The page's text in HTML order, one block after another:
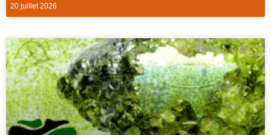
20 juillet 2026